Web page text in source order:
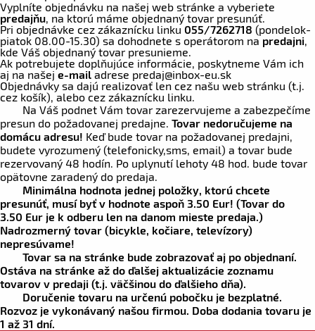
Vyplníte objednávku na našej web stránke a vyberiete
predajňu, na ktorú máme objednaný tovar presunúť.
Pri objednávke cez zákaznícku linku 055/7262718 (pondelok-
piatok 08.00-15.30) sa dohodnete s operátorom napredajni,
kde Váš objednaný tovar presunieme.
Ak potrebujete doplňujúce informácie, poskytneme Vám ich
aj na našeje-mailadrese predaj@inbox-eu.sk
Objednávky sa dajú realizovať len cez našu web stránku (t.j.
cez košík), alebo cez zákaznícku linku.
Na Váš podnet Vám tovar zarezervujeme a zabezpečíme
presun do požadovanej predajne. Tovar nedoručujeme na
domácu adresu! Keď bude tovar na požadovanej predajni,
budete vyrozumený (telefonicky,sms, email) a tovar bude
rezervovaný 48 hodín. Po uplynutí lehoty 48 hod. bude tovar
opätovne zaradený do predaja.
Minimálna hodnota jednej položky, ktorú chcete
presunúť, musí byť v hodnote aspoň 3.50 Eur! (Tovar do
3.50 Eur je k odberu len na danom mieste predaja.)
Nadrozmerný tovar (bicykle, kočiare, televízory)
nepresúvame!
Tovar sa na stránke bude zobrazovať aj po objednaní.
Ostáva na stránke až do ďalšej aktualizácie zoznamu
tovarov v predaji (t.j. väčšinou do ďalšieho dňa).
Doručenie tovaru na určenú pobočku je bezplatné.
Rozvoz je vykonávaný našou firmou. Doba dodania tovaru je
1 až 31 dní.